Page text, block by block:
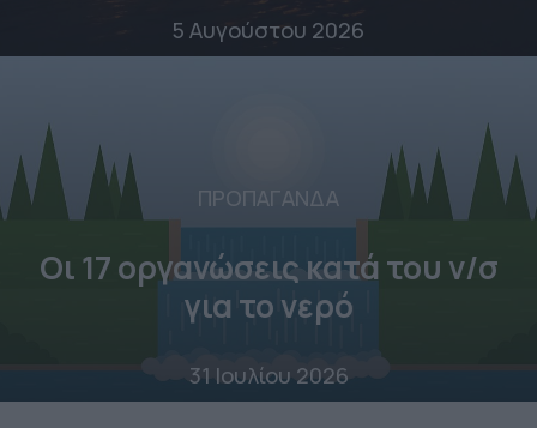
5 Αυγούστου 2026
ΠΡΟΠΑΓΑΝΔΑ
Οι 17 οργανώσεις κατά του ν/σ
για το νερό
31 Ιουλίου 2026